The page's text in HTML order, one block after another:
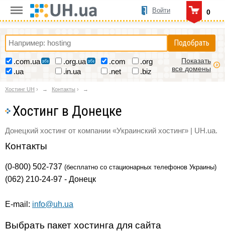
0
Войти
Подобрать
.com.ua .org.ua .com
.org
.ua
.in.ua .net .biz
Показать
все домены
Хостинг UH › Контакты ›
Хостинг в Донецке
Донецкий хостинг от компании «Украинский хостинг» | UH.ua.
Контакты
(0-800) 502-737 (бесплатно со стационарных телефонов Украины)
(062) 210-24-97 - Донецк
E-mail: info@uh.ua
Выбрать пакет хостинга для сайта